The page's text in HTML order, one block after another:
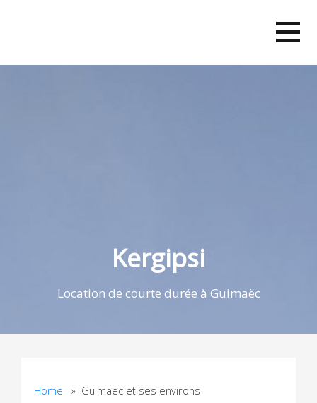
Kergipsi
Location de courte durée à Guimaëc
Home » Guimaëc et ses environs